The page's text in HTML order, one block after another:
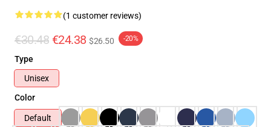
(1 customer reviews)
€30.48 €24.38 $26.50 -20%
Type
Unisex
Color
Default